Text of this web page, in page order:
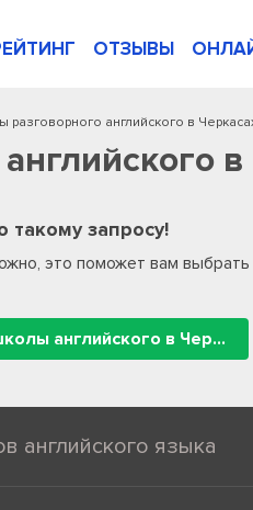
ОТЗЫВЫ
разговорного английского в
запросу!
это поможет вам выбрать
Все школы английского в Черкасах
английского языка